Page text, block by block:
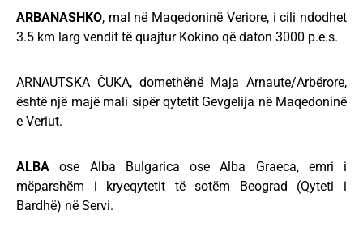
ARBANASHKO, mal në Maqedoninë Veriore, i cili ndodhet
3.5 km larg vendit të quajtur Kokino që daton 3000 p.e.s.
ARNAUTSKA ČUKA, domethënë Maja Arnaute/Arbërore,
është një majë mali sipër qytetit Gevgelija në Maqedoninë
e Veriut.
ALBA ose Alba Bulgarica ose Alba Graeca, emri i
mëparshëm i kryeqytetit të sotëm Beograd (Qyteti i
Bardhë) në Servi.